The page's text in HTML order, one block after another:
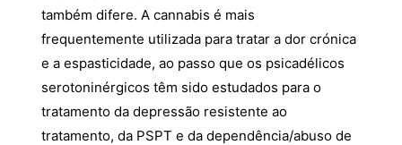
também difere. A cannabis é mais
frequentemente utilizada para tratar a dor crónica
e a espasticidade, ao passo que os psicadélicos
serotoninérgicos têm sido estudados para o
tratamento da depressão resistente ao
tratamento, da PSPT e da dependência/abuso de